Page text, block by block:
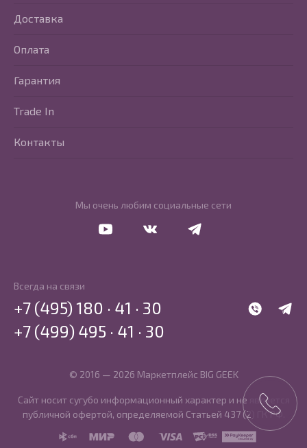
Мы очень любим социальные сети
Доставка
Оплата
Гарантия
Trade In
Контакты
Всегда на связи
WhatsApp
+7 (495) 180 · 41 · 30
+7 (499) 495 · 41 · 30
© 2016 — 2026 Маркетплейс BIG GEEK
Сайт носит сугубо информационный характер и не является
публичной офертой, определяемой Статьей 437 (2) ГК РФ.
SBP
MIR MasterCard
Visa PCI DSS PayKeeper